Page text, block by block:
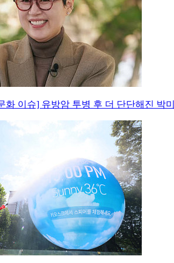
화 이슈] 유방암 투병 후 더 단단해진 박